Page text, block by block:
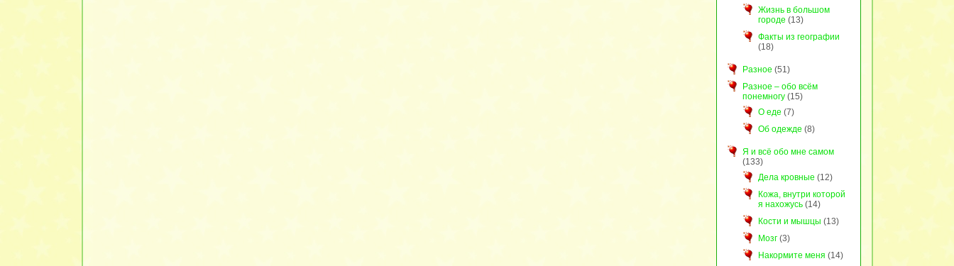
Жизнь в большом
городе (13)
Факты из географии
(18)
Разное (51)
Разное – обо всём
понемногу(15)
О еде (7)
Об одежде (8)
Я и всё обо мне самом
(133)
Дела кровные (12)
Кожа, внутри которой
я нахожусь(14)
Кости и мышцы (13)
Мозг(3)
Накормите меня (14)